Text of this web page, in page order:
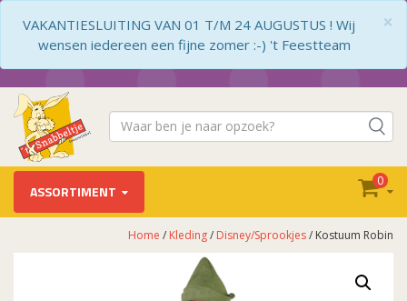
×
VAKANTIESLUITING VAN 01 T/M 24 AUGUSTUS ! Wij
wensen iedereen een fijne zomer :-) 't Feestteam
ASSORTIMENT
0
Home / Kleding/ Disney/Sprookjes/ Kostuum Robin